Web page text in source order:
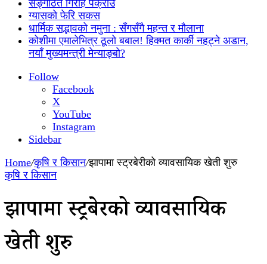
सङ्गठित गिरोह पक्राउ
ग्यासको फेरि सकस
धार्मिक सद्भावको नमुना : सँगसँगै महन्त र मौलाना
कोशीमा एमालेभित्र ठूलो बबाल! हिक्मत कार्की नहट्ने अडान,
नयाँ मुख्यमन्त्री मेन्याङ्बो?
Follow
Facebook
X
YouTube
Instagram
Sidebar
Home/कृषि र किसान/झापामा स्ट्रबेरीको व्यावसायिक खेती शुरु
कृषि र किसान
झापामा स्ट्रबेरीको व्यावसायिक
खेती शुरु